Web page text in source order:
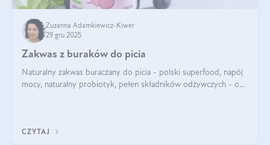
Zuzanna Adamkiewicz-Kiwer
29 gru 2025
Zakwas z buraków do picia
Naturalny zakwas buraczany do picia - polski superfood, napój
mocy, naturalny probiotyk, pełen składników odżywczych - o
CZYTAJ